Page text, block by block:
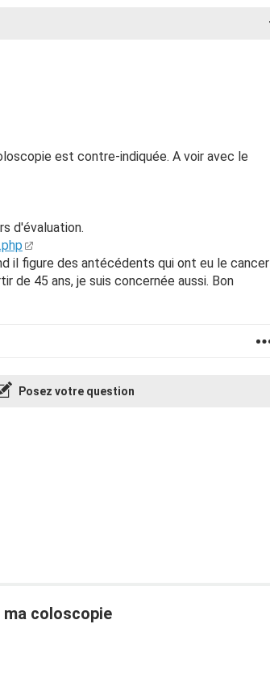
est contre-indiquée. A voir avec le
d'évaluation.
il figure des antécédents qui ont eu le cancer
de 45 ans, je suis concernée aussi. Bon
Posez votre question
ma coloscopie